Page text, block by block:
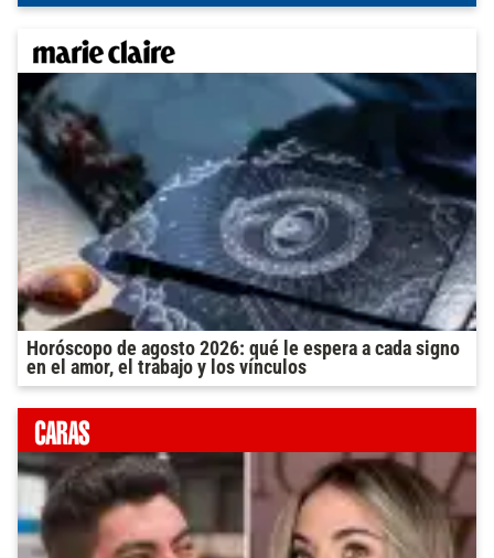
Horóscopo de agosto 2026: qué le espera a cada signo
en el amor, el trabajo y los vínculos